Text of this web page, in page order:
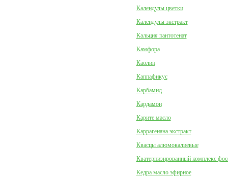
Календулы цветки
Календулы экстракт
Кальция пантотенат
Камфора
Каолин
Каппафикус
Карбамид
Кардамон
Карите масло
Каррагенана экстракт
Квасцы алюмокалиевые
Кватернизированный комплекс
Кедра масло эфирное